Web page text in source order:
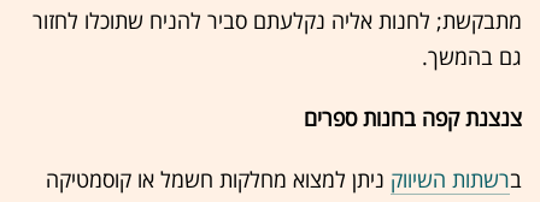
מתבקשת; לחנות אליה נקלעתם סביר להניח שתוכלו לחזור
גם בהמשך.
צנצנת קפה בחנות ספרים
ברשתות השיווק ניתן למצוא מחלקות חשמל או קוסמטיקה